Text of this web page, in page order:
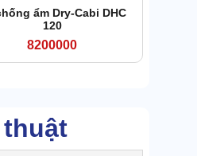
ẩm Dry-Cabi DHC
120
8200000